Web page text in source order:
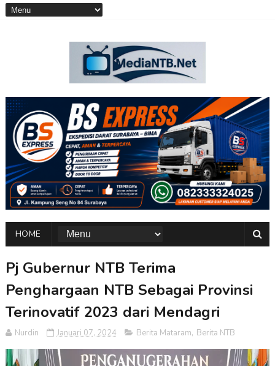
HOME
Pj Gubernur NTB Terima
Penghargaan NTB Sebagai Provinsi
Terinovatif 2023 dari Mendagri
Nurdin Januari 07, 2024 Berita Mataram, Berita NTB